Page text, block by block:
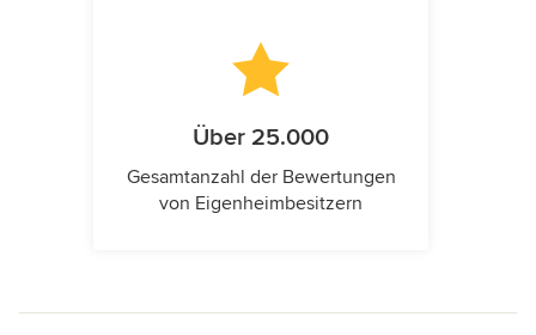
Über 25.000
Gesamtanzahl der Bewertungen
von Eigenheimbesitzern